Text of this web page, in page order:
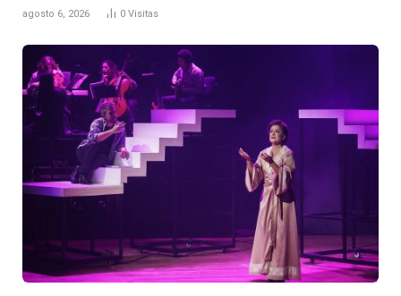
agosto 6, 2026 0 Visitas